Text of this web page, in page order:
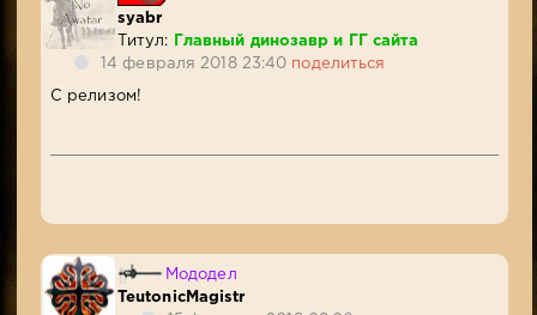
syabr
Титул:
Главный динозавр и ГГ сайта
14 февраля 2018 23:40 поделиться
С релизом!
Мододел
TeutonicMagistr